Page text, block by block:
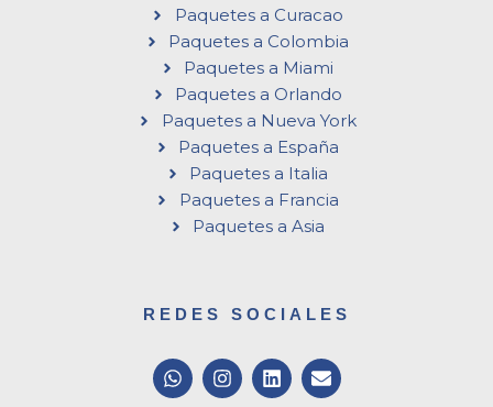
Paquetes a Curacao
Paquetes a Colombia
Paquetes a Miami
Paquetes a Orlando
Paquetes a Nueva York
Paquetes a España
Paquetes a Italia
Paquetes a Francia
Paquetes a Asia
REDES SOCIALES
W
h
I
n
L
i
E
n